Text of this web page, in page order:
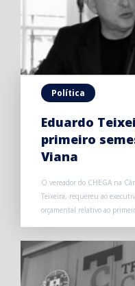
Política
Eduardo
primeiro
Viana
O vereador do CHEGA na
Teixeira, requereu ao
orçamental relativo ao